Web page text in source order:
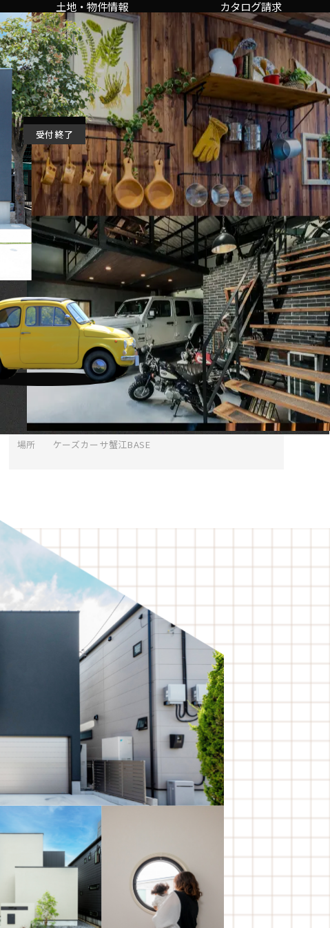
土地・物件情報 カタログ請求
受付終了
ガレージハウス相談会｜ガレージから始まる暮ら
し提案
6月27日(土)～7月12日(日)
時間
AM10：00～PM5：00（最終受付16：00）
場所
ケーズカーサ蟹江BASE